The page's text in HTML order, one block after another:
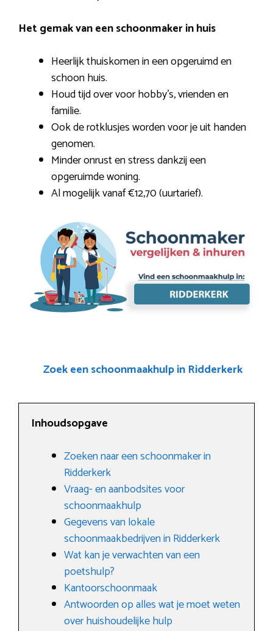
Het gemak van een schoonmaker in huis
Heerlijk thuiskomen in een opgeruimd en
schoon huis.
Houd tijd over voor hobby’s, vrienden en
familie.
Ook de rotklusjes worden voor je uit handen
genomen.
Minder onrust en stress dankzij een
opgeruimde woning.
Al mogelijk vanaf €12,70 (uurtarief).
Zoek een schoonmaakhulp in Ridderkerk
Inhoudsopgave
Zoeken naar een schoonmaker in
Ridderkerk
Vraag- en aanbodsites voor
schoonmaakhulp
Gegevens van lokale
schoonmaakbedrijven in Ridderkerk
Wat kan je verwachten van een
poetshulp?
Kantoorschoonmaak
Antwoorden op alles wat je moet weten
over huishoudelijke hulp